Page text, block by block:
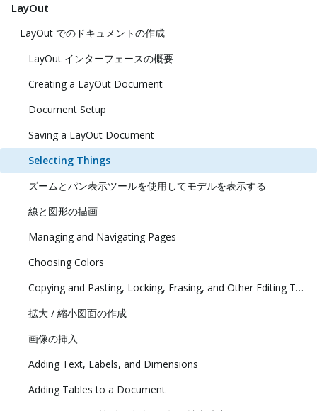
LayOut
LayOut でのドキュメントの作成
LayOut インターフェースの概要
Creating a LayOut Document
Document Setup
Saving a LayOut Document
Selecting Things
ズームとパン表示ツールを使用してモデルを表示する
線と図形の描画
Managing and Navigating Pages
Choosing Colors
Copying and Pasting, Locking, Erasing, and Other Editing Tasks
拡大 / 縮小図面の作成
画像の挿入
Adding Text, Labels, and Dimensions
Adding Tables to a Document